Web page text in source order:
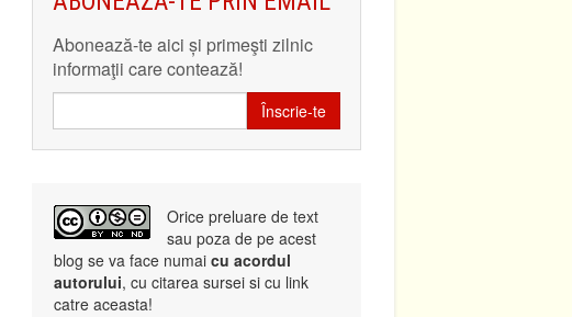
Abonează-te aici și primeşti zilnic
informaţii care contează!
Înscrie-te
Orice preluare de text
sau poza de pe acest
blog se va face numai cu acordul
autorului, cu citarea sursei si cu link
catre aceasta!